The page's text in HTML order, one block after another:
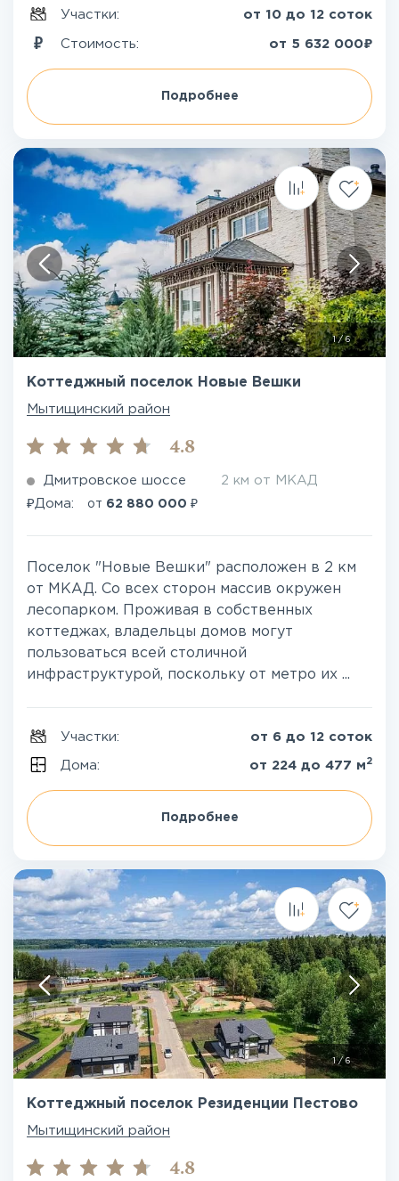
Участки: от 10 до 12 соток
Стоимость: от 5 632 000₽
Подробнее
1/6
Коттеджный поселок Новые Вешки
Мытищинский район
4.8
Дмитровское шоссе 2 км от МКАД
₽Дома: от 62 880 000 ₽
Поселок "Новые Вешки" расположен в 2 км
от МКАД. Со всех сторон массив окружен
лесопарком. Проживая в собственных
коттеджах, владельцы домов могут
пользоваться всей столичной
инфраструктурой, поскольку от метро их ...
Участки: от 6 до 12 соток
Дома: от 224 до 477 м 2
Подробнее
1/ 6
Коттеджный поселок Резиденции Пестово
Мытищинский район
4.8